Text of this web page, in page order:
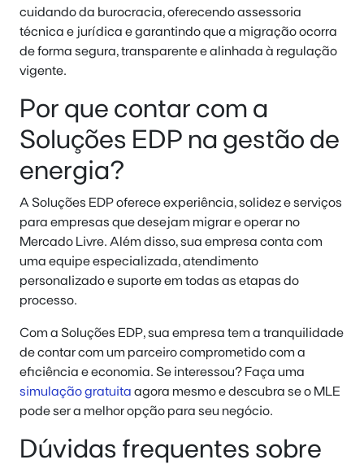
cuidando da burocracia, oferecendo assessoria
técnica e jurídica e garantindo que a migração ocorra
de forma segura, transparente e alinhada à regulação
vigente.
Por que contar com a
Soluções EDP na gestão de
energia?
A Soluções EDP oferece experiência, solidez e serviços
para empresas que desejam migrar e operar no
Mercado Livre. Além disso, sua empresa conta com
uma equipe especializada, atendimento
personalizado e suporte em todas as etapas do
processo.
Com a Soluções EDP, sua empresa tem a tranquilidade
de contar com um parceiro comprometido com a
eficiência e economia. Se interessou? Faça uma
simulação gratuita agora mesmo e descubra se o MLE
pode ser a melhor opção para seu negócio.
Dúvidas frequentes sobre